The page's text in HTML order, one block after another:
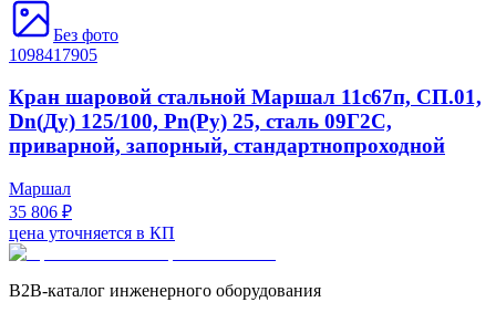
Без фото
1098417905
Кран шаровой стальной Маршал 11с67п, СП.01,
Dn(Ду) 125/100, Рn(Ру) 25, сталь 09Г2С,
приварной, запорный, стандартнопроходной
Маршал
35 806 ₽
цена уточняется в КП
B2B-каталог инженерного оборудования